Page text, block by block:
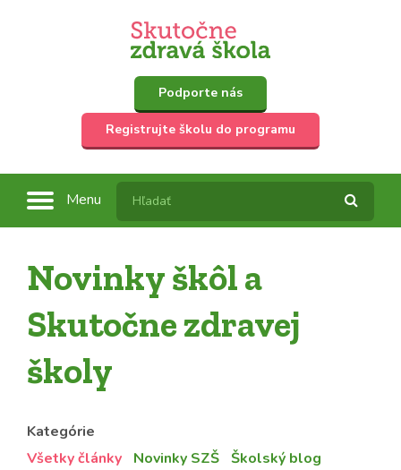
Podporte nás
Registrujte školu do programu
Menu
Novinky škôl a
Skutočne zdravej
školy
Kategórie
Všetky články
Novinky SZŠ Školský blog